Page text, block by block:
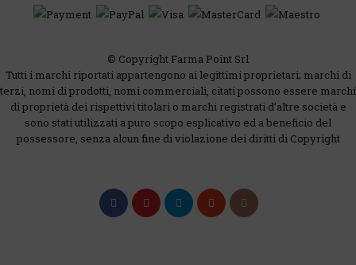
© Copyright Farma Point Srl
Tutti i marchi riportati appartengono ai legittimi proprietari; marchi di
terzi, nomi di prodotti, nomi commerciali, citati possono essere marchi
di proprietà dei rispettivi titolari o marchi registrati d’altre società e
sono stati utilizzati a puro scopo esplicativo ed a beneficio del
possessore, senza alcun fine di violazione dei diritti di Copyright